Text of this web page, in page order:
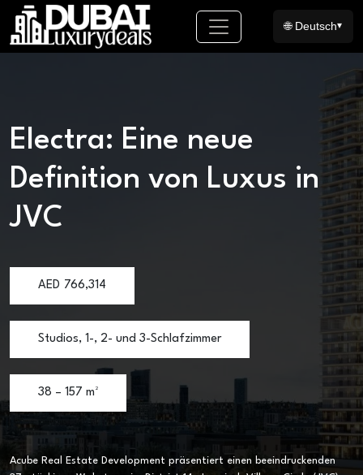
🌐 Deutsch▾
Electra: Eine neue
Definition von Luxus in
JVC
AED 766,314
Studios, 1-, 2- und 3-Schlafzimmer
38 – 157 m²
Acube Real Estate Development präsentiert einen beeindruckenden